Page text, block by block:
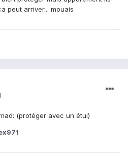
peut arriver... mouais
(protéger avec un étui)